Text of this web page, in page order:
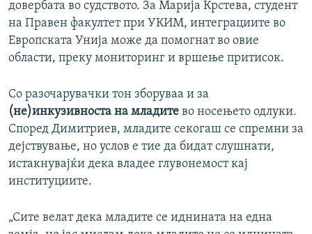
довербата во судството. За Марија Крстева, студент
на Правен факултет при УКИМ, интеграциите во
Европската Унија може да помогнат во овие
области, преку мониторинг и вршење притисок.
Со разочарувачки тон зборуваа и за
(не)инкузивноста на младите во носењето одлуки.
Според Димитриев, младите секогаш се спремни за
дејствување, но услов е тие да бидат слушнати,
истакнувајќи дека владее глувонемост кај
институциите.
„Сите велат дека младите се иднината на една